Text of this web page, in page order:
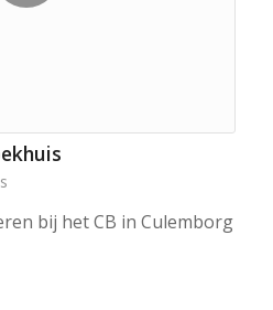
bij het CB in Culemborg